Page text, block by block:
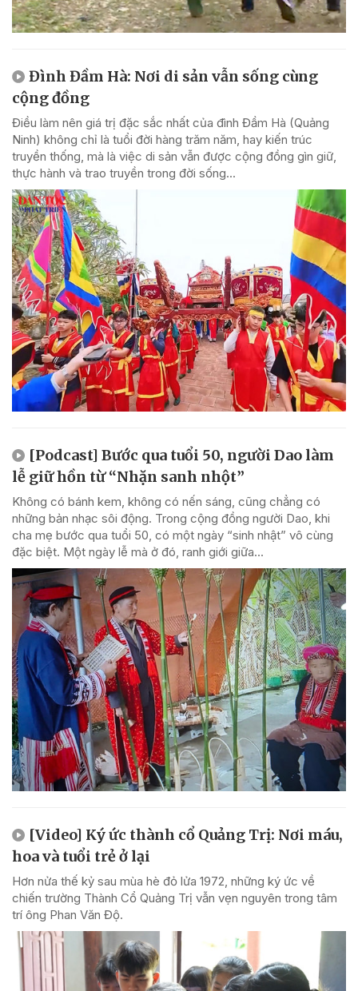
Đình Đầm Hà: Nơi di sản vẫn sống cùng
cộng đồng
Điều làm nên giá trị đặc sắc nhất của đình Đầm Hà (Quảng
Ninh) không chỉ là tuổi đời hàng trăm năm, hay kiến trúc
truyền thống, mà là việc di sản vẫn được cộng đồng gìn giữ,
thực hành và trao truyền trong đời sống...
[Podcast] Bước qua tuổi 50, người Dao làm
lễ giữ hồn từ “Nhặn sanh nhột”
Không có bánh kem, không có nến sáng, cũng chẳng có
những bản nhạc sôi động. Trong cộng đồng người Dao, khi
cha mẹ bước qua tuổi 50, có một ngày “sinh nhật” vô cùng
đặc biệt. Một ngày lễ mà ở đó, ranh giới giữa...
[Video] Ký ức thành cổ Quảng Trị: Nơi máu,
hoa và tuổi trẻ ở lại
Hơn nửa thế kỷ sau mùa hè đỏ lửa 1972, những ký ức về
chiến trường Thành Cổ Quảng Trị vẫn vẹn nguyên trong tâm
trí ông Phan Văn Độ.